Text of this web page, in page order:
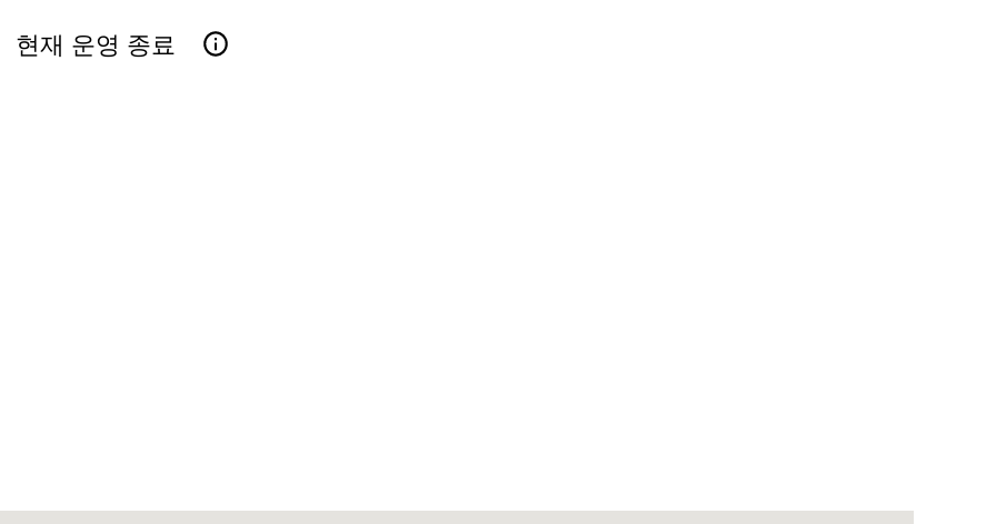
현재 운영 종료